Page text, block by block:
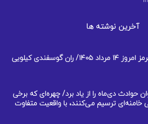
آخرین نوشته ها
قیمت جدید گوشت قرمز امروز ۱۴ مرداد ۱۴۰۵/ ران گوسفندی کیلویی
حوادث دی‌ماه را از یاد برد/ چهره‌ای که برخی
خامنه‌ای ترسیم می‌کنند، با واقعیت متفاوت